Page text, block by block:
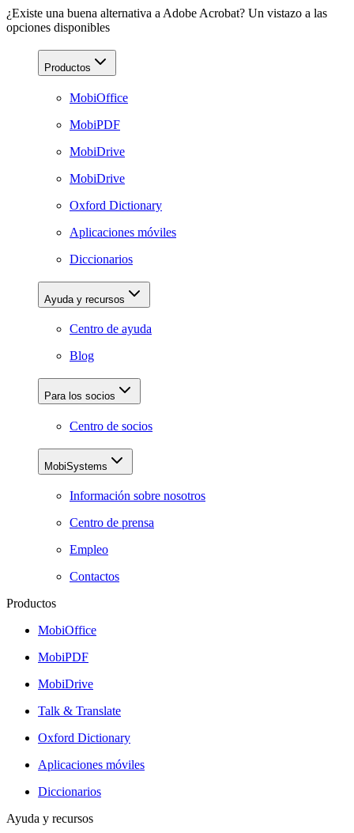
¿Existe una buena alternativa a Adobe Acrobat? Un vistazo a las
opciones disponibles
Productos
MobiOffice
MobiPDF
MobiDrive
MobiDrive
Oxford Dictionary
Aplicaciones móviles
Diccionarios
Ayuda y recursos
Centro de ayuda
Blog
Para los socios
Centro de socios
MobiSystems
Información sobre nosotros
Centro de prensa
Empleo
Contactos
Productos
MobiOffice
MobiPDF
MobiDrive
Talk & Translate
Oxford Dictionary
Aplicaciones móviles
Diccionarios
Ayuda y recursos